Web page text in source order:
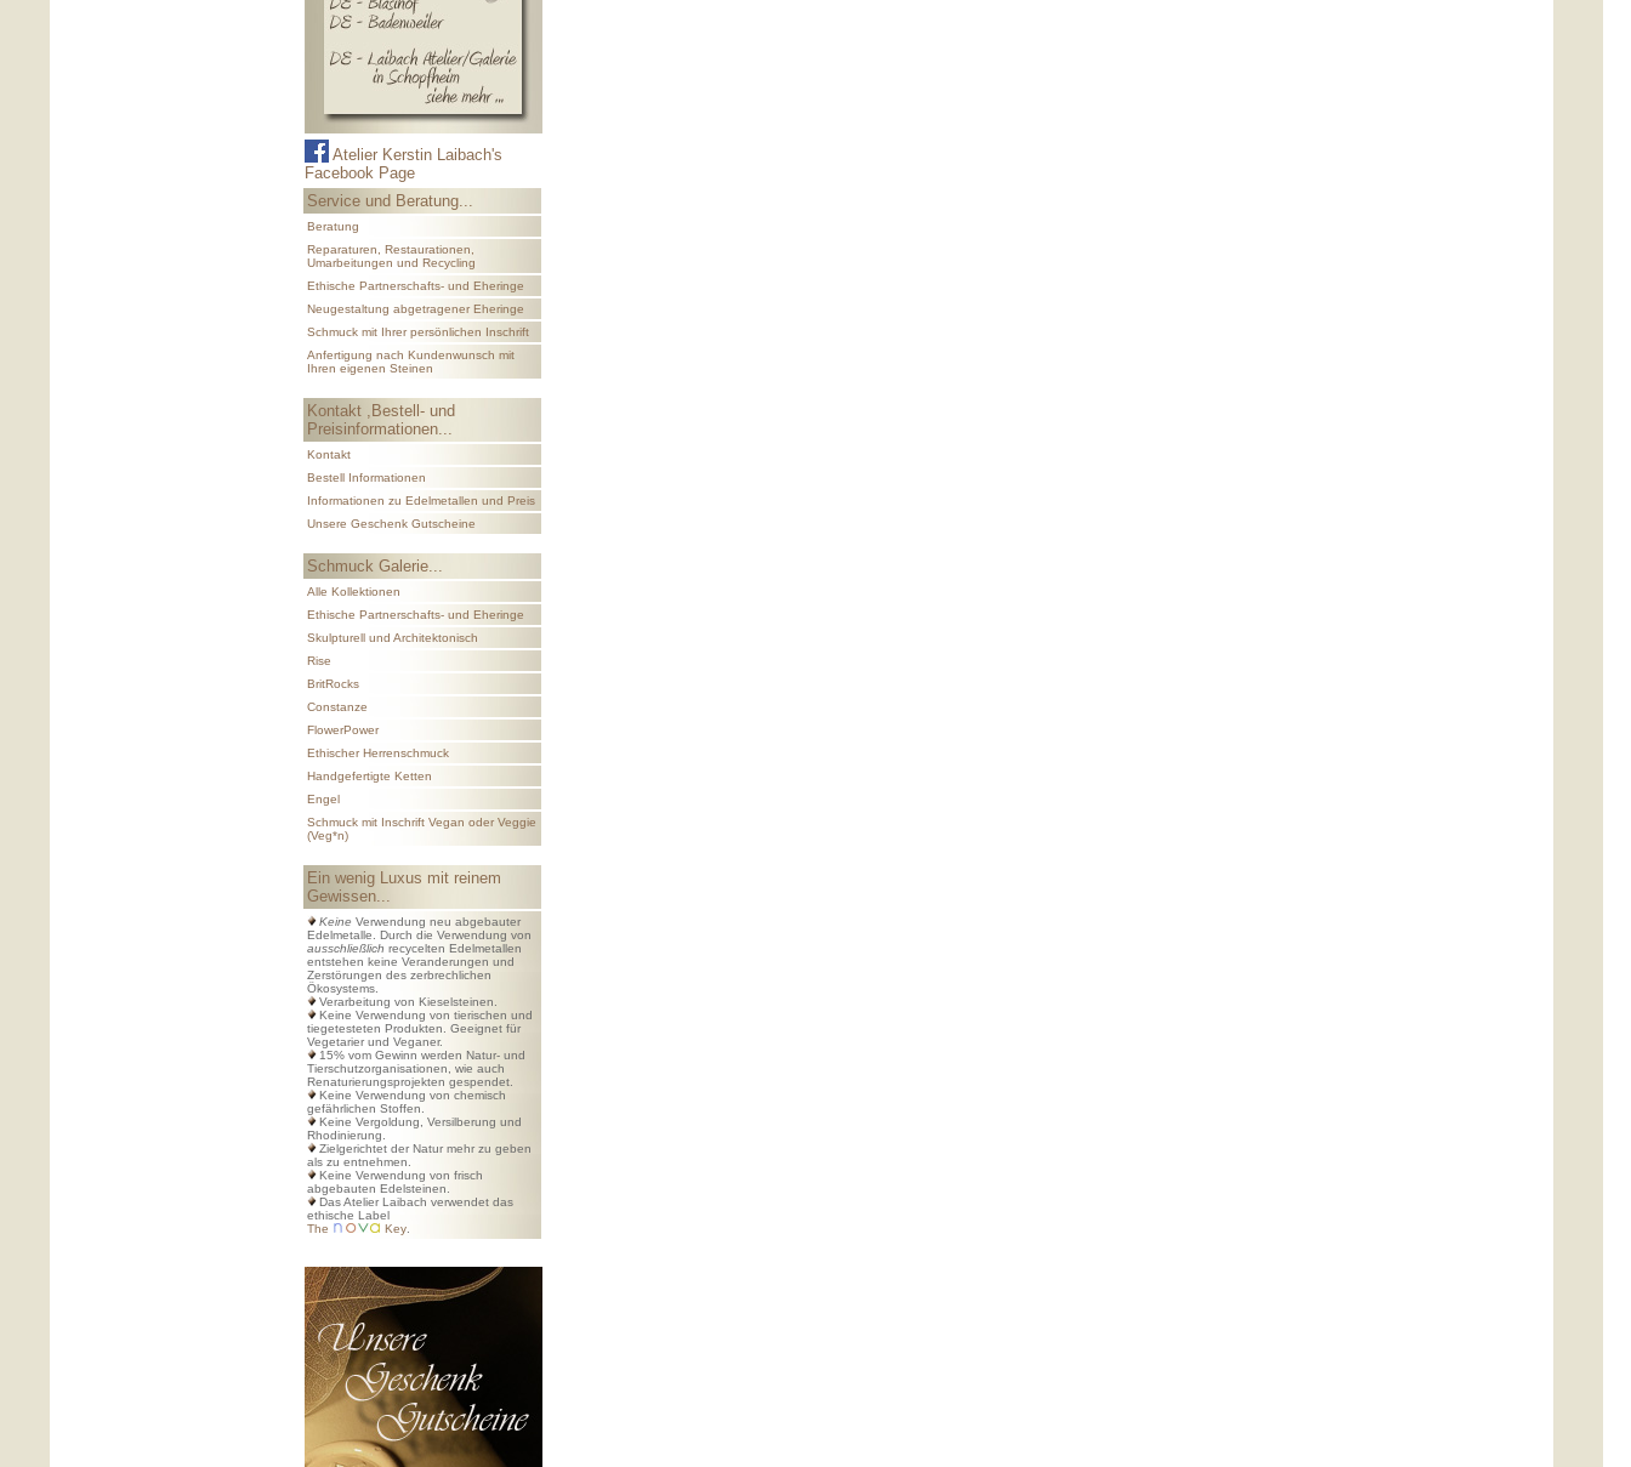
Atelier Kerstin Laibach's
Facebook Page
Service und Beratung...
Beratung
Reparaturen, Restaurationen,
Umarbeitungen und Recycling
Ethische Partnerschafts- und Eheringe
Neugestaltung abgetragener Eheringe
Schmuck mit Ihrer persönlichen Inschrift
Anfertigung nach Kundenwunsch mit
Ihren eigenen Steinen
Kontakt ,Bestell- und
Preisinformationen...
Kontakt
Bestell Informationen
Informationen zu Edelmetallen und Preis
Unsere Geschenk Gutscheine
Schmuck Galerie...
Alle Kollektionen
Ethische Partnerschafts- und Eheringe
Skulpturell und Architektonisch
Rise
BritRocks
Constanze
FlowerPower
Ethischer Herrenschmuck
Handgefertigte Ketten
Engel
Schmuck mit Inschrift Vegan oder Veggie
(Veg*n)
Ein wenig Luxus mit reinem
Gewissen...
Keine Verwendung neu abgebauter
Edelmetalle. Durch die Verwendung von
ausschließlich recycelten Edelmetallen
entstehen keine Veranderungen und
Zerstörungen des zerbrechlichen
Ökosystems.
Verarbeitung von Kieselsteinen.
Keine Verwendung von tierischen und
tiegetesteten Produkten. Geeignet für
Vegetarier und Veganer.
15% vom Gewinn werden Natur- und
Tierschutzorganisationen, wie auch
Renaturierungsprojekten gespendet.
Keine Verwendung von chemisch
gefährlichen Stoffen.
Keine Vergoldung, Versilberung und
Rhodinierung.
Zielgerichtet der Natur mehr zu geben
als zu entnehmen.
Keine Verwendung von frisch
abgebauten Edelsteinen.
Das Atelier Laibach verwendet das
ethische Label
The
Key